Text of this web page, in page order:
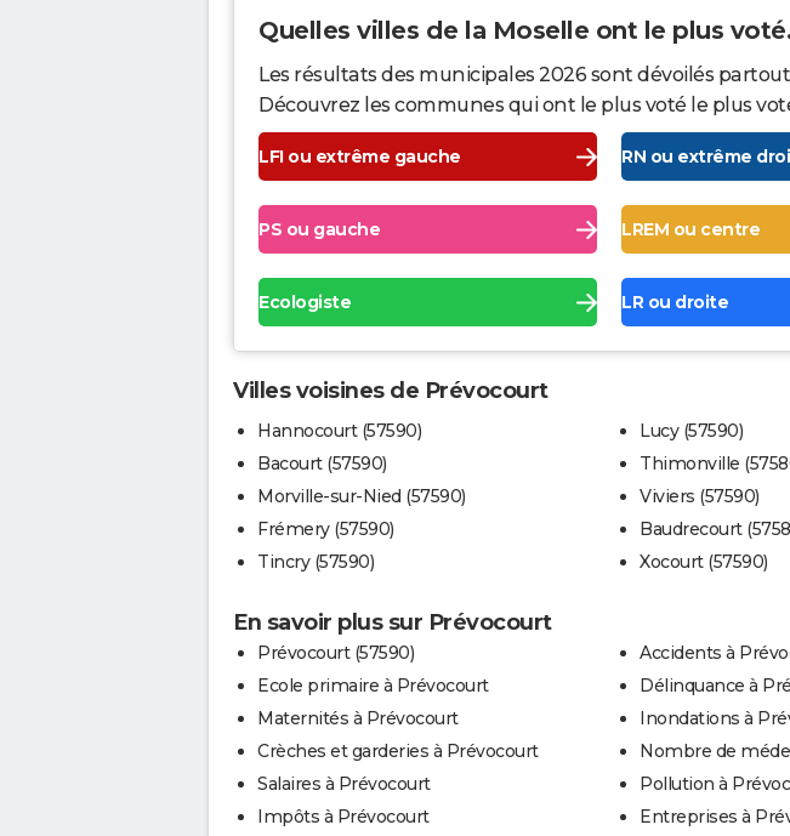
Quelles villes de la Moselle ont le plus
Les résultats des municipales 2026 sont dévoilés
Découvrez les communes qui ont le plus voté le plus voté
LFI ou extrême gauche RN ou extrême
PS ou gauche LREM ou centre
Ecologiste LR ou droite
Villes voisines de Prévocourt
Hannocourt (57590)
Bacourt (57590)
Morville-sur-Nied (57590)
Frémery (57590)
Tincry (57590)
Lucy (57590)
Thimonville
Viviers (57590)
Baudrecourt
Xocourt (57590)
En savoir plus sur Prévocourt
Prévocourt (57590)
Ecole primaire à Prévocourt
Maternités à Prévocourt
Crèches et garderies à Prévocourt
Salaires à Prévocourt
Impôts à Prévocourt
Accidents à
Délinquance à
Inondations à
Nombre de
Pollution à
Entreprises à